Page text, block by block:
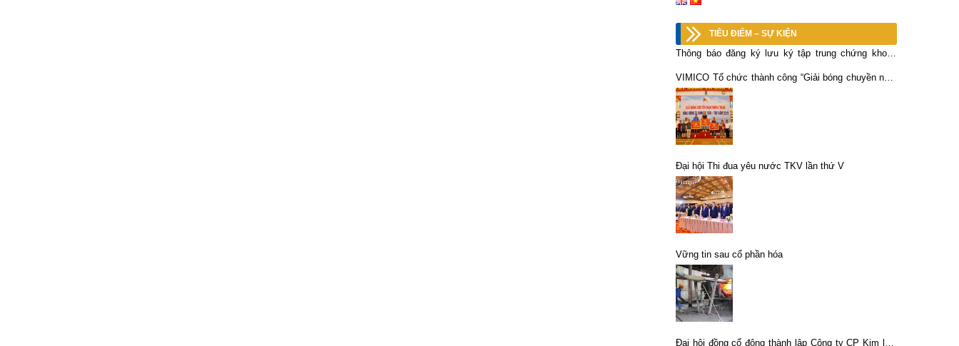
TIÊU ĐIỂM – SỰ KIỆN
Thông báo đăng ký lưu ký tập trung chứng khoán
VIMICO Tổ chức thành công “Giải bóng chuyền nam
phong trào năm 2019”
Đại hội Thi đua yêu nước TKV lần thứ V
Vững tin sau cổ phần hóa
Đại hội đồng cổ đông thành lập Công ty CP Kim loại